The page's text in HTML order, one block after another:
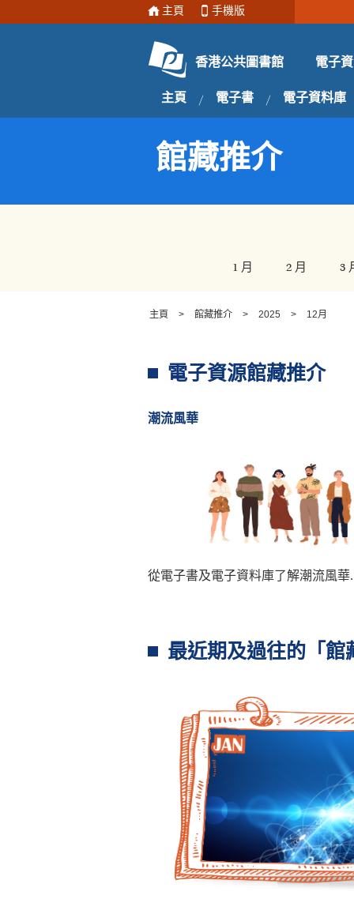
主頁 手機版
香港公共圖書館 電子
主頁 電子書 電子資料庫
館藏推介
1 月 2 月 3
主頁 > 館藏推介 > 2025 > 12月
電子資源館藏推介
潮流風華
從電子書及電子資料庫了解潮流風華
最近期及過往的「館